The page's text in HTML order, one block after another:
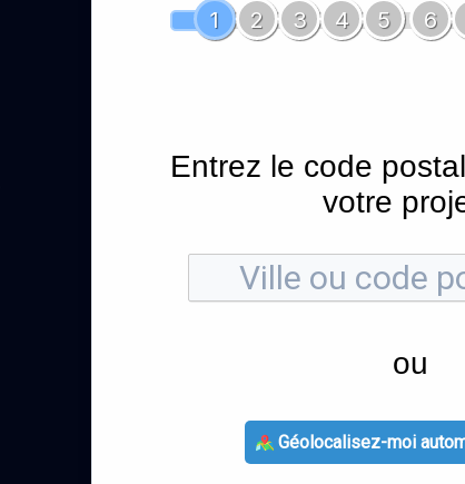
1
2 3 4 5 6
Entrez le code
votre
ou
Géolocalisez-moi